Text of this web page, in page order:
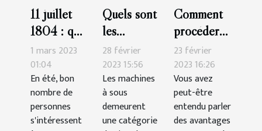
11 juillet
1804 : que
retenir du
duel au
pistolet
mémorable
à New
1 mars 2023
01:04
En été, bon
nombre de
personnes
s'intéressent
Quels sont
les
meilleures
machines à
sous-
catégorie
aventure ?
28 février
2023 15:56
Les machines
à sous
demeurent
une catégorie
Comment
procéder
pour
acheter
des
crypto-
monnaies
23 février
2023 16:26
Vous avez
peut-être
entendu parler
des avantages